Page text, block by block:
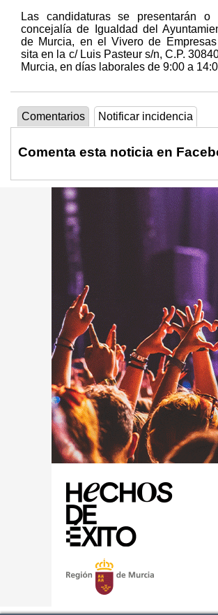
Las candidaturas se presentarán
concejalía de Igualdad del
de Murcia, en el Vivero de
sita en la c/ Luis Pasteur s/n, C.P.
Murcia, en días laborales de 9:00 a
Comentarios Notificar incidencia
Comenta esta noticia en